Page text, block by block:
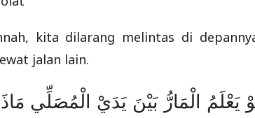
kita dilarang melintas di
jalan lain.
يَعْلَمُ الْمَارُّ بَيْنَ يَدَيْ الْمُصَلِّي